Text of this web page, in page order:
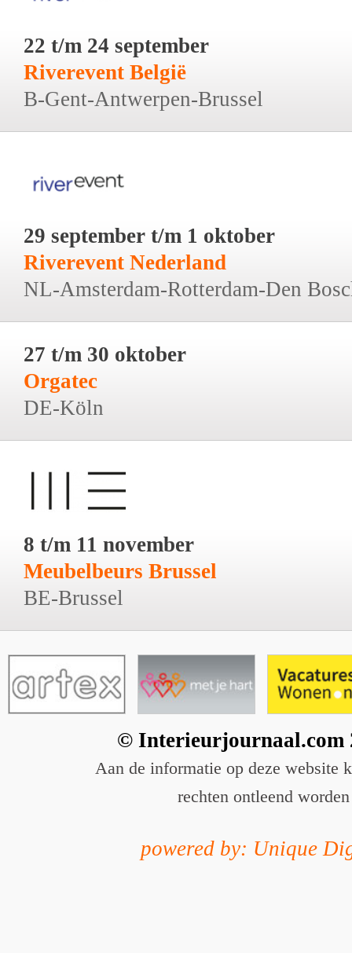
22 t/m 24 september
Riverevent België
B-Gent-Antwerpen-Brussel
29 september t/m 1 oktober
Riverevent Nederland
NL-Amsterdam-Rotterdam-Den
27 t/m 30 oktober
Orgatec
DE-Köln
8 t/m 11 november
Meubelbeurs Brussel
BE-Brussel
© Interieurjournaal.com
Aan de informatie op deze website
rechten ontleend worden
powered by: Unique